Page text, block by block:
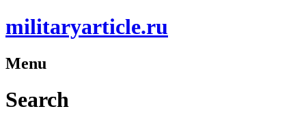
militaryarticle.ru
Menu
Search